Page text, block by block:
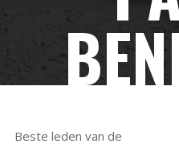
Beste leden van de